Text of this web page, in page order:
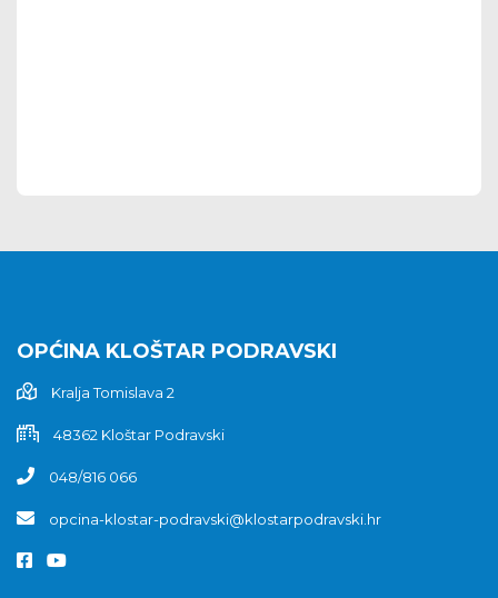
OPĆINA KLOŠTAR PODRAVSKI
Kralja Tomislava 2
48362 Kloštar Podravski
048/816 066
opcina-klostar-podravski@klostarpodravski.hr